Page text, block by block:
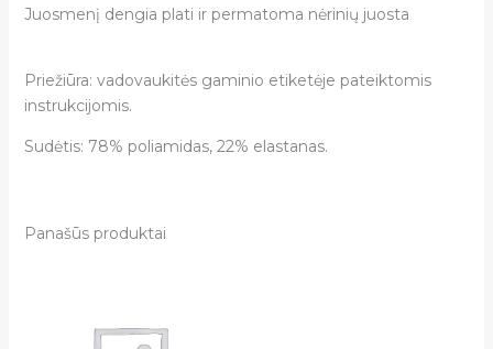
Juosmenį dengia plati ir permatoma nėrinių juosta
Priežiūra: vadovaukitės gaminio etiketėje pateiktomis
instrukcijomis.
Sudėtis: 78% poliamidas, 22% elastanas.
Panašūs produktai